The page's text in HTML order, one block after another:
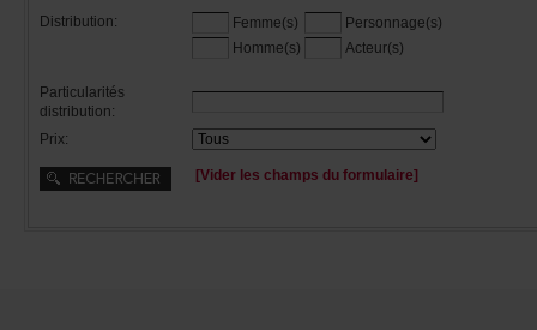
Distribution: Femme(s)
Personnage(s)
Homme(s)
Acteur(s)
Particularités
distribution:
Prix:
[Viderleschampsduformulaire]